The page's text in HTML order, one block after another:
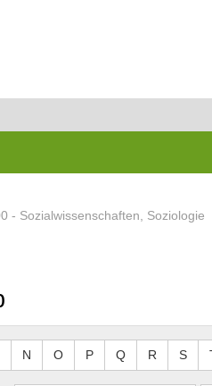
- Sozialwissenschaften, Soziologie
N O P Q R S